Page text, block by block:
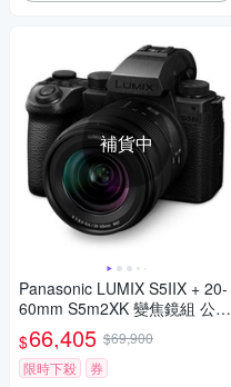
補貨中
Panasonic LUMIX S5IIX + 20-
60mm S5m2XK 變焦鏡組 公司
貨 DC-S5M2XK
$66,405 $69,900
限時下殺
券